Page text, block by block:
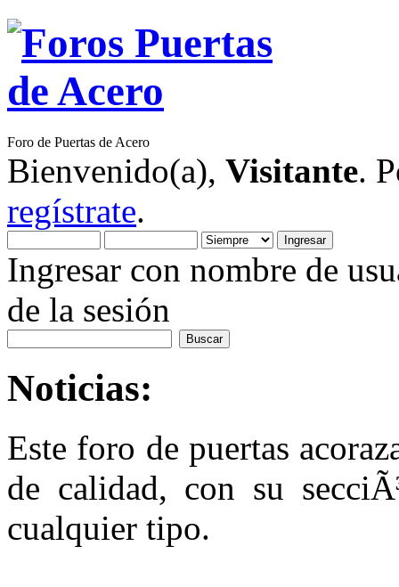
Foro de Puertas de Acero
Bienvenido(a), Visitante.
regístrate.
Ingresar con nombre de
de la sesión
Noticias:
Este foro de puertas
de calidad, con su
cualquier tipo.